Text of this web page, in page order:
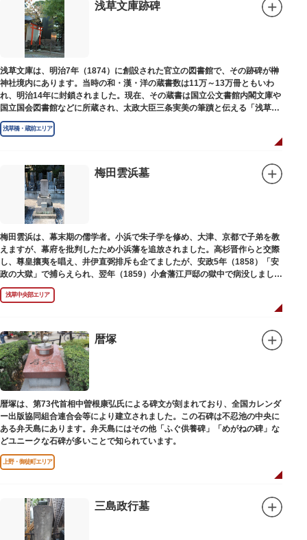
浅草文庫跡碑
浅草文庫は、明治7年（1874）に創設された官立の図書館で、その跡碑が榊
神社境内にあります。当時の和・漢・洋の蔵書数は11万～13万冊ともいわ
れ、明治14年に封鎖されました。現在、その蔵書は国立公文書館内閣文庫や
国立国会図書館などに所蔵され、太政大臣三条実美の筆蹟と伝える「浅草文
庫」の朱印が押されています。
浅草橋・蔵前エリア
梅田雲浜墓
梅田雲浜は、幕末期の儒学者。小浜で朱子学を修め、大津、京都で子弟を教
えますが、幕府を批判したため小浜藩を追放されました。高杉晋作らと交際
し、尊皇攘夷を唱え、井伊直弼排斥も企てましたが、安政5年（1858）「安
政の大獄」で捕らえられ、翌年（1859）小倉藩江戸邸の獄中で病没しまし
た。お墓は海禅寺（かいぜんじ）にあります。
浅草中央部エリア
暦塚
暦塚は、第73代首相中曽根康弘氏による碑文が刻まれており、全国カレンダ
ー出版協同組合連合会等により建立されました。この石碑は不忍池の中央に
ある弁天島にあります。弁天島にはその他「ふぐ供養碑」「めがねの碑」な
どユニークな石碑が多いことで知られています。
上野・御徒町エリア
三島政行墓